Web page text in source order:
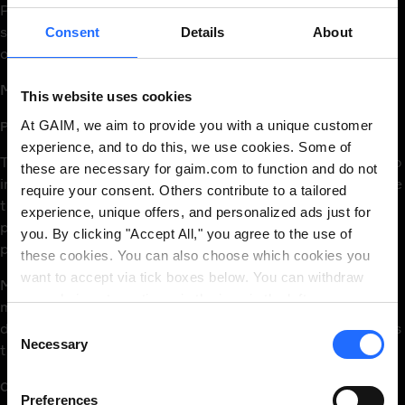
Consent Details About
This website uses cookies
At GAIM, we aim to provide you with a unique customer
experience, and to do this, we use cookies. Some of
these are necessary for gaim.com to function and do not
require your consent. Others contribute to a tailored
experience, unique offers, and personalized ads just for
you. By clicking "Accept All," you agree to the use of
these cookies. You can also choose which cookies you
want to accept via tick boxes below. You can withdraw
your choice at any time via the icon in the left
Notice.
Consent
Selection
Necessary
Preferences
Potencial de Sobrecorrección: Existe el riesgo de
sobrecorregir tu plomo, lo que puede resultar en fallar el
objetivo.
Método de Mantener el Plomo
Pros:
Trayectorias Predecibles: El método de Mantener el Plomo
implica mantener la escopeta delante del objetivo durante
todo el movimiento y disparar. Esta técnica funciona bien
para objetivos con trayectorias predecibles,
proporcionando un plomo constante y estable.
Menos Dependiente de los Reflejos: A diferencia del
método de Pasar a Través, Mantener el Plomo es menos
dependiente de los reflejos y el tiempo, lo que facilita a los
tiradores mantener la precisión.
Contras: